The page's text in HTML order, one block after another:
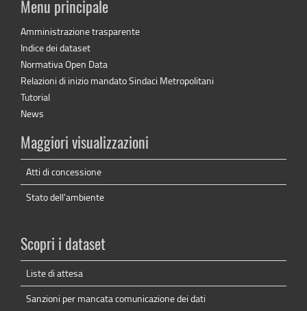
Menu principale
Amministrazione trasparente
Indice dei dataset
Normativa Open Data
Relazioni di inizio mandato Sindaci Metropolitani
Tutorial
News
Maggiori visualizzazioni
Atti di concessione
Stato dell'ambiente
Scopri i dataset
Liste di attesa
Sanzioni per mancata comunicazione dei dati